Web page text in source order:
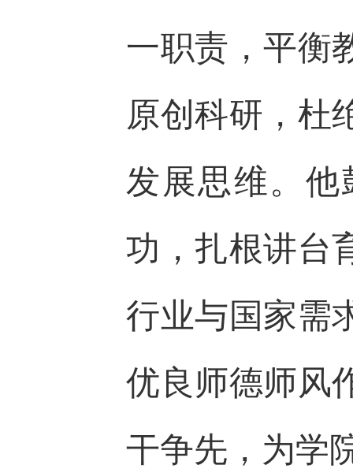
一职责，平衡
原创科研，杜
发展思维。
功，扎根讲台
行业与国家需
优良师德师风
干争先，为学